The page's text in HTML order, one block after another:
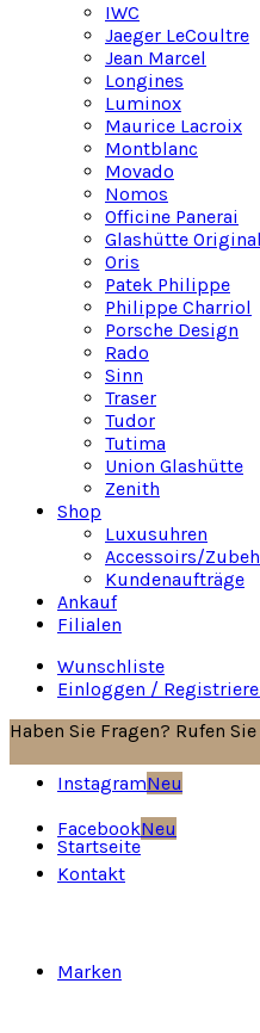
IWC
Jaeger LeCoultre
Jean Marcel
Longines
Luminox
Maurice Lacroix
Montblanc
Movado
Nomos
Officine Panerai
Glashütte Original
Oris
Patek Philippe
Philippe Charriol
Porsche Design
Rado
Sinn
Traser
Tudor
Tutima
Union Glashütte
Zenith
Shop
Luxusuhren
Accessoirs/
Kundenaufträge
Ankauf
Filialen
Wunschliste
Einloggen /
Haben Sie Fragen? Rufen
InstagramNeu
FacebookNeu
Kontakt
Startseite
Marken